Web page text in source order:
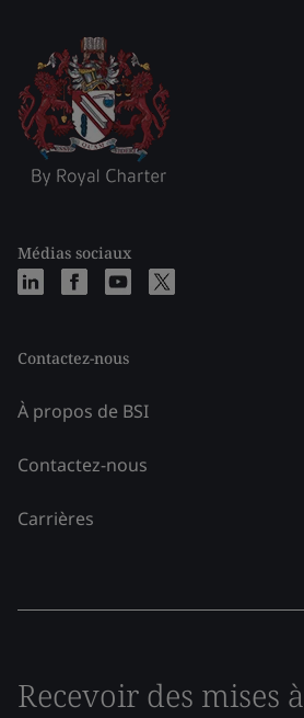
Médias sociaux
Contactez-nous
À propos de BSI
Contactez-nous
Carrières
Recevoir des mises